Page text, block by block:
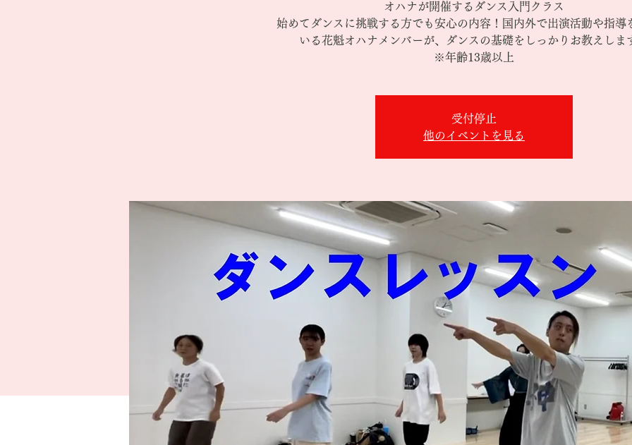
オハナが開催するダンス入門クラス
始めてダンスに挑戦する方でも安心の内容！国内外で出演活動や指導
いる花魁オハナメンバーが、ダンスの基礎をしっかりお教えしま
※年齢13歳以上
受付停止
他のイベントを見る